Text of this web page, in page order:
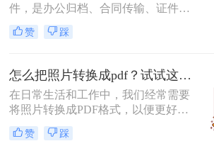
件，是办公归档、合同传输、证件提
交中经常遇到的需求。但不同方法在
转换质量、操作效率、数据安全方面
模糊、页面错位，甚至隐私泄露。本
文基于实际测试，对比四种主流图片
转PDF方案，按场景给出明确建议，
帮你少走弯路。
赞 踩
怎么把照片转换成pdf？试试这三个转换方法！
在日常生活和工作中，我们经常需要
将照片转换成PDF格式，以便更好地
进行分享、存储或打印。那么怎么把
照片转换成pdf呢？本文将介绍三种将
赞 踩